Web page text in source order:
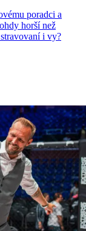
poradci a
horší než
i vy?